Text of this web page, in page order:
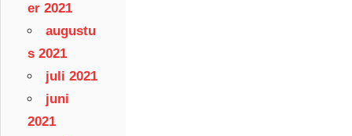
er 2021
augustu
s 2021
juli 2021
juni
2021